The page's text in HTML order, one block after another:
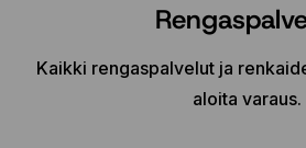
Kaikki rengaspalvelut ja
aloita varaus.